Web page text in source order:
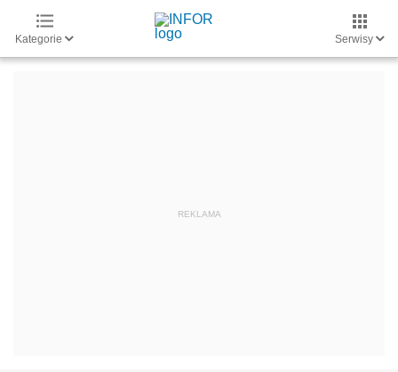
Kategorie Serwisy